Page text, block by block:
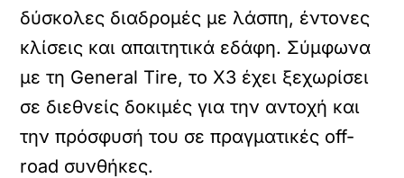
δύσκολες διαδρομές με λάσπη, έντονες
κλίσεις και απαιτητικά εδάφη. Σύμφωνα
με τη General Tire, το X3 έχει ξεχωρίσει
σε διεθνείς δοκιμές για την αντοχή και
την πρόσφυσή του σε πραγματικές off-
road συνθήκες.